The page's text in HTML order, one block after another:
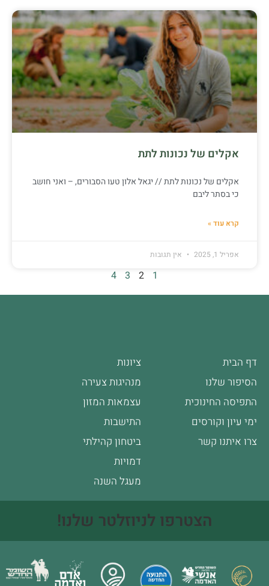
אקלים של נכונות לתת
אקלים של נכונות לתת // יגאל אלון טעו הסבורים, – ואני חושב
כי בסתר ליבם
קרא עוד »
אפריל 1, 2025 אין תגובות
1
2
3
4
דף הבית
הסיפור שלנו
התפיסה החינוכית
ימי עיון וקורסים
צרו איתנו קשר
ציונות
מנהיגות צעירה
עצמאות המזון
התישבות
ביטחון קהילתי
דמויות
מעגל השנה
הצטרפו לניוזלטר שלנו!